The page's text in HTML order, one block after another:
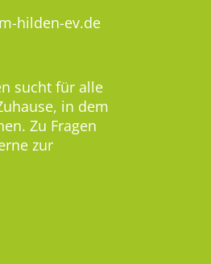
hilden-ev.de
sucht für alle
in dem
Zu Fragen
zur